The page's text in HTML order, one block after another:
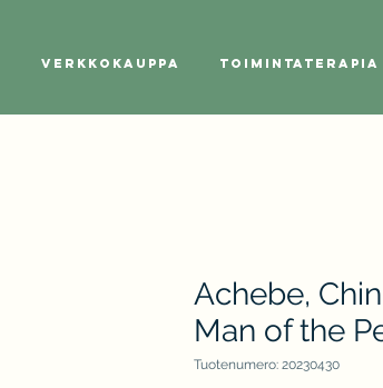
Verkkokauppa Toimintaterapia
Achebe,
Man of the
Tuotenumero: 20230430